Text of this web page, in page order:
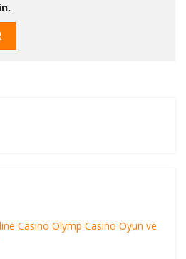
Casino Olymp Casino Oyun ve